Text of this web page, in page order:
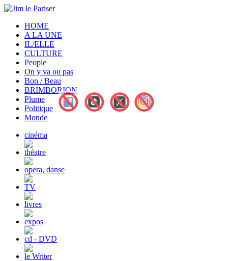
HOME
A LA UNE
IL/ELLE
CULTURE
People
On y va ou pas
Bon / Beau
BRIMBORION
Plume
Politique
Monde
cinéma
théatre
opera, danse
TV
livres
expos
cd - DVD
le Writer